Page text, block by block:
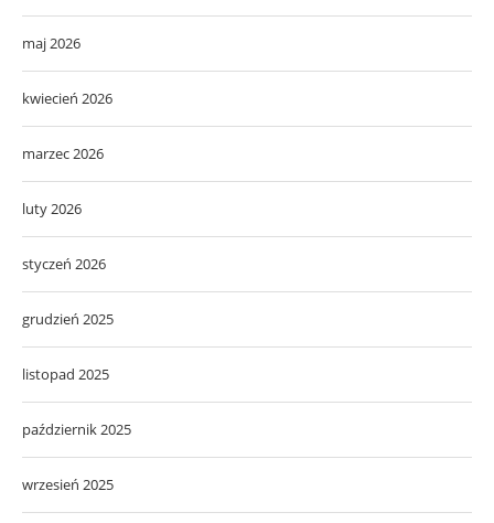
maj 2026
kwiecień 2026
marzec 2026
luty 2026
styczeń 2026
grudzień 2025
listopad 2025
październik 2025
wrzesień 2025